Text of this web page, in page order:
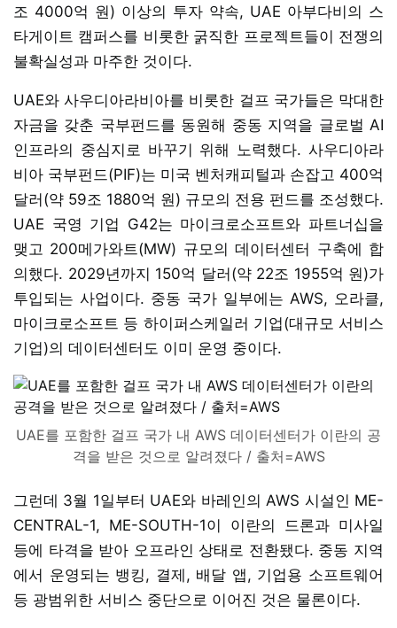
조 4000억 원) 이상의 투자 약속, UAE 아부다비의 스
타게이트 캠퍼스를 비롯한 굵직한 프로젝트들이 전쟁의
불확실성과 마주한 것이다.
UAE와 사우디아라비아를 비롯한 걸프 국가들은 막대한
자금을 갖춘 국부펀드를 동원해 중동 지역을 글로벌 AI
인프라의 중심지로 바꾸기 위해 노력했다. 사우디아라
비아 국부펀드(PIF)는 미국 벤처캐피털과 손잡고 400억
달러(약 59조 1880억 원) 규모의 전용 펀드를 조성했다.
UAE 국영 기업 G42는 마이크로소프트와 파트너십을
맺고 200메가와트(MW) 규모의 데이터센터 구축에 합
의했다. 2029년까지 150억 달러(약 22조 1955억 원)가
투입되는 사업이다. 중동 국가 일부에는 AWS, 오라클,
마이크로소프트 등 하이퍼스케일러 기업(대규모 서비스
기업)의 데이터센터도 이미 운영 중이다.
UAE를 포함한 걸프 국가 내 AWS 데이터센터가 이란의 공
격을 받은 것으로 알려졌다 / 출처=AWS
그런데 3월 1일부터 UAE와 바레인의 AWS 시설인 ME-
CENTRAL-1, ME-SOUTH-1이 이란의 드론과 미사일
등에 타격을 받아 오프라인 상태로 전환됐다. 중동 지역
에서 운영되는 뱅킹, 결제, 배달 앱, 기업용 소프트웨어
등 광범위한 서비스 중단으로 이어진 것은 물론이다.